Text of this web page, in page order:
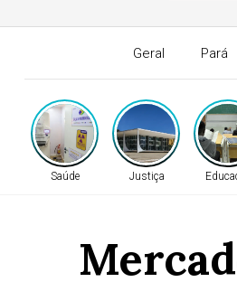
Geral Pará
Saúde Justiça